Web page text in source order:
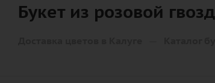
Букет из розовой